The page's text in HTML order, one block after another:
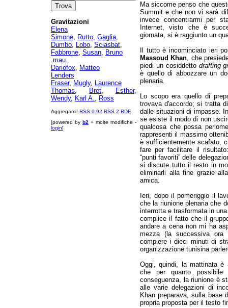
Gravitazioni
Elena
Simone, Rutto, Gaglia,
Dumbo, Lobo, Sciasbat,
Fabbrone, Susan, Bruno
.mau.
Dariofox, Matteo
Lenders
Fraser, Mugly, Laurence
Thomas, Bret, Esther,
Wendy, Karl A., Ross
Aggregami! RSS 0.92 RSS 2 RDF
[powered by b2 + molte modifiche -
login]
Ma siccome penso che
Summit e che non vi sarà
invece concentrarmi per
Internet, visto che è
giornata, si è raggiunto un
Il tutto è incominciato ieri
Massoud Khan, che
piedi un cosiddetto drafting
è quello di abbozzare un
plenaria.
Lo scopo era quello di
trovava d'accordo; si tratta
dalle situazioni di impasse.
se esiste il modo di non
qualcosa che possa
rappresenti il massimo
è sufficientemente scafato,
fare per facilitare il
“punti favoriti” delle
si discute tutto il resto in
eliminarli alla fine grazie
amica.
Ieri, dopo il pomeriggio il
che la riunione plenaria che
interrotta e trasformata in
complice il fatto che il
andare a cena non mi ha
mezza (la successiva
compiere i dieci minuti di
organizzazione tunisina
Oggi, quindi, la mattinata è
che per quanto
conseguenza, la riunione è
alle varie delegazioni di
Khan preparava, sulla base
propria proposta per il testo